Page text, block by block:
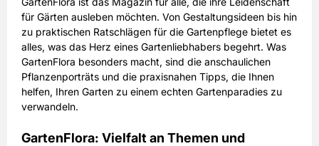
für Gärten ausleben möchten. Von Gestaltungsideen bis hin
zu praktischen Ratschlägen für die Gartenpflege bietet es
alles, was das Herz eines Gartenliebhabers begehrt. Was
GartenFlora besonders macht, sind die anschaulichen
Pflanzenporträts und die praxisnahen Tipps, die Ihnen
helfen, Ihren Garten zu einem echten Gartenparadies zu
verwandeln.
GartenFlora: Vielfalt an Themen und